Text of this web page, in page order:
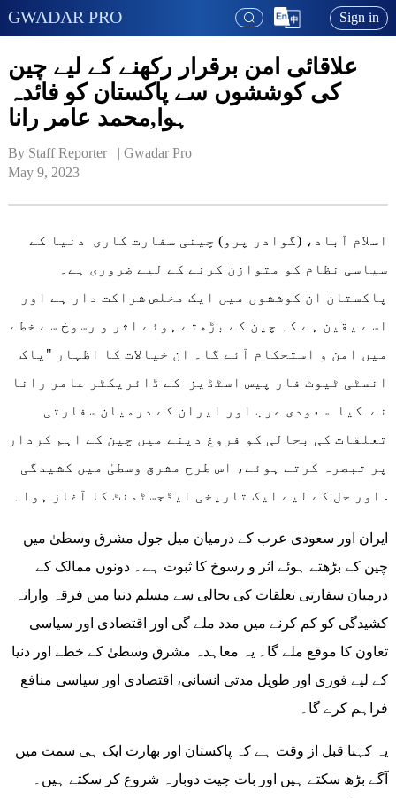
GWADAR PRO Sign in
علاقائی امن برقرار رکھنے کے لیے چین
کی کوششوں سے پاکستان کو فائدہ
ہوا,محمد عامر رانا
By Staff Reporter   | Gwadar Pro
May 9, 2023
اسلام آباد، (گوادر پرو) چینی سفارت کاری دنیا کے
سیاسی نظام کو متوازن کرنے کے لیے ضروری ہے۔
پاکستان ان کوششوں میں ایک مخلص شراکت دار ہے اور
اسے یقین ہے کہ چین کے بڑھتے ہوئے اثر و رسوخ سے خطے
میں امن و استحکام آئے گا۔ ان خیالات کا اظہار "پاک
انسٹی ٹیوٹ فار پیس اسٹڈیز کے ڈائریکٹر عامر رانا
نے کیا سعودی عرب اور ایران کے درمیان سفارتی
تعلقات کی بحالی کو فروغ دینے میں چین کے اہم کردار
پر تبصرہ کرتے ہوئے، اس طرح مشرق وسطیٰ میں کشیدگی
اور حل کے لیے ایک تاریخی ایڈجسٹمنٹ کا آغاز ہوا۔ .
ایران اور سعودی عرب کے درمیان میل جول مشرق وسطیٰ میں
چین کے بڑھتے ہوئے اثر و رسوخ کا ثبوت ہے۔ دونوں ممالک کے
درمیان سفارتی تعلقات کی بحالی سے مسلم دنیا میں فرقہ وارانہ
کشیدگی کو کم کرنے میں مدد ملے گی اور اقتصادی اور سیاسی
تعاون کا موقع ملے گا۔ یہ معاہدہ مشرق وسطیٰ کے خطے اور دنیا
کے لیے فوری اور طویل مدتی انسانی، اقتصادی اور سیاسی منافع
فراہم کرے گا۔
یہ کہنا قبل از وقت ہے کہ پاکستان اور بھارت ایک ہی سمت میں
آگے بڑھ سکتے ہیں اور بات چیت دوبارہ شروع کر سکتے ہیں۔